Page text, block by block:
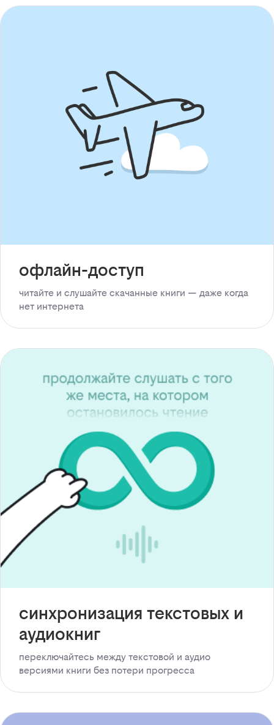
офлайн-доступ
читайте и слушайте скачанные книги — даже когда
нет интернета
синхронизация текстовых и
аудиокниг
переключайтесь между текстовой и аудио
версиями книги без потери прогресса